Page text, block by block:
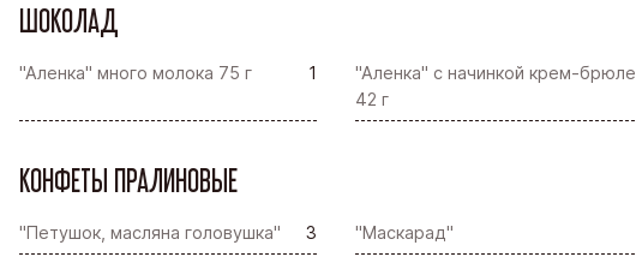
ШОКОЛАД
"Аленка" много молока 75 г 1
"Аленка" с начинкой крем-брюле
42 г
КОНФЕТЫ ПРАЛИНОВЫЕ
"Петушок, масляна головушка" 3 "Маскарад"